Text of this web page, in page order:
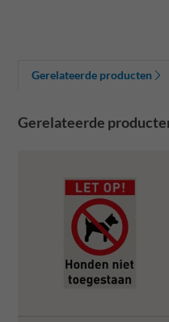
Gerelateerde producten
Gerelateerde